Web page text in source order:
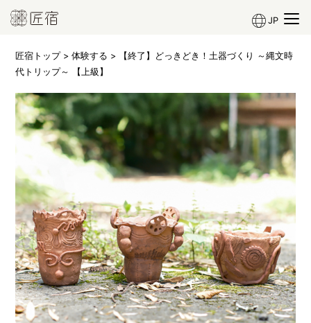
JP
匠宿トップ>体験する > 【終了】どっきどき！土器づくり ～縄文時
代トリップ～ 【上級】